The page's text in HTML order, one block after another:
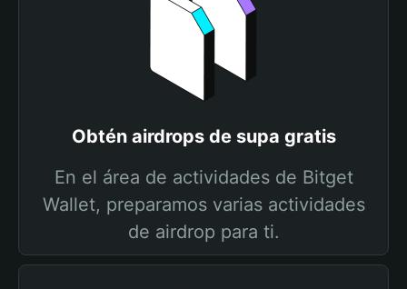
Obtén airdrops de supa gratis
En el área de actividades de Bitget
Wallet, preparamos varias actividades
de airdrop para ti.